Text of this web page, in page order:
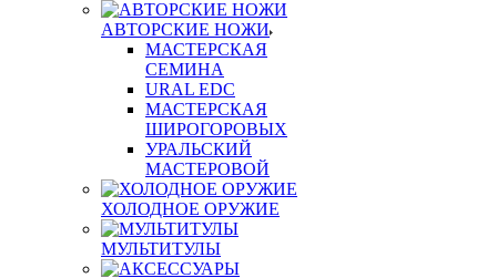
АВТОРСКИЕ НОЖИ
МАСТЕРСКАЯ
СЕМИНА
URAL EDC
МАСТЕРСКАЯ
ШИРОГОРОВЫХ
УРАЛЬСКИЙ
МАСТЕРОВОЙ
ХОЛОДНОЕ ОРУЖИЕ
МУЛЬТИТУЛЫ